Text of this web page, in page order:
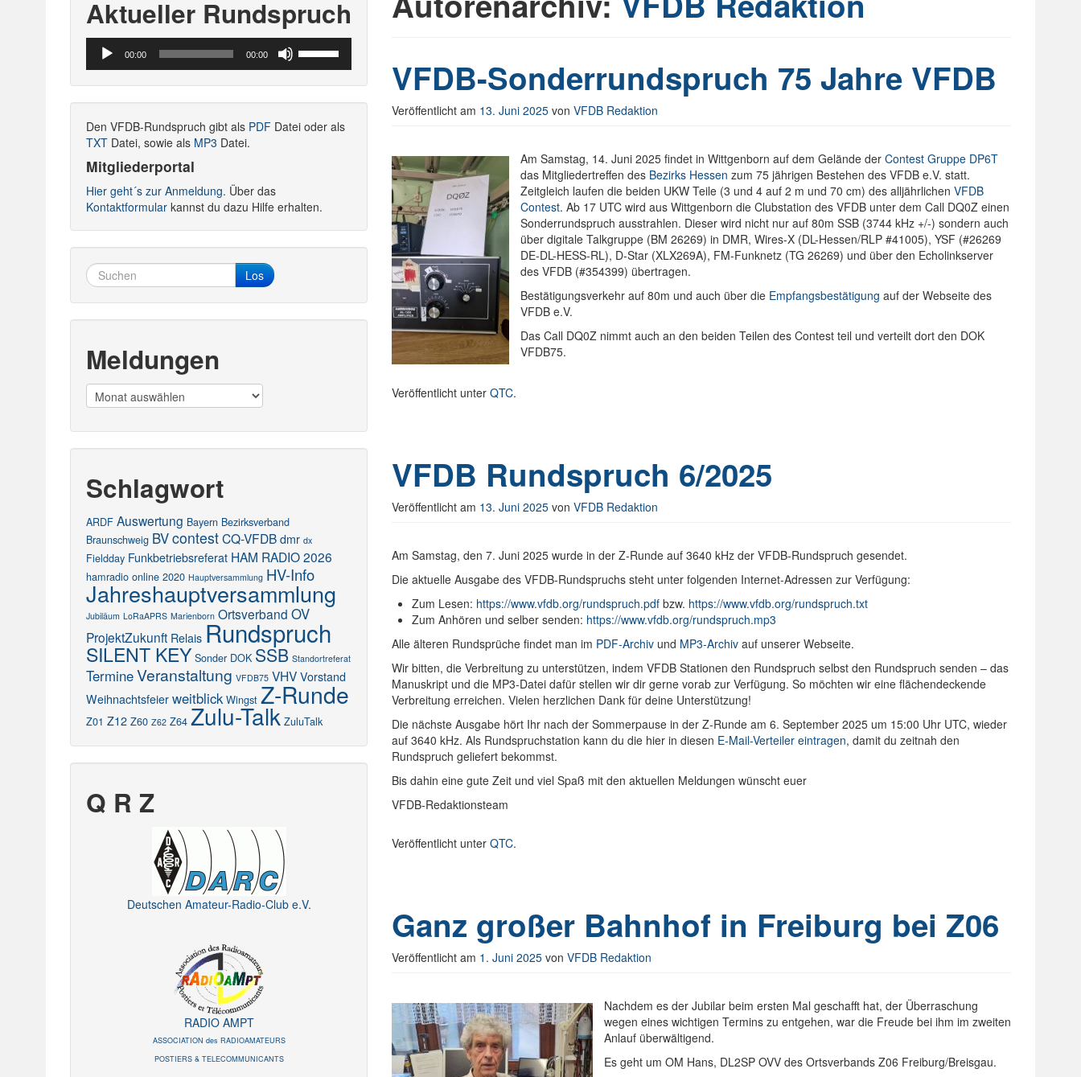
VFDB-Sonderrundspruch 75 Jahre VFDB
Veröffentlicht am 13. Juni 2025 von VFDB Redaktion
Am Samstag, 14. Juni 2025 findet in Wittgenborn auf dem Gelände der Contest Gruppe DP6T
das Mitgliedertreffen des Bezirks Hessen zum 75 jährigen Bestehen des VFDB e.V. statt.
Zeitgleich laufen die beiden UKW Teile (3 und 4 auf 2 m und 70 cm) des alljährlichen VFDB
Contest. Ab 17 UTC wird aus Wittgenborn die Clubstation des VFDB unter dem Call DQ0Z einen
Sonderrundspruch ausstrahlen. Dieser wird nicht nur auf 80m SSB (3744 kHz +/-) sondern auch
über digitale Talkgruppe (BM 26269) in DMR, Wires-X (DL-Hessen/RLP #41005), YSF (#26269
DE-DL-HESS-RL), D-Star (XLX269A), FM-Funknetz (TG 26269) und über den Echolinkserver
des VFDB (#354399) übertragen.
Bestätigungsverkehr auf 80m und auch über die Empfangsbestätigung auf der Webseite des
VFDB e.V.
Das Call DQ0Z nimmt auch an den beiden Teilen des Contest teil und verteilt dort den DOK
VFDB75.
Veröffentlicht unter QTC.
VFDB Rundspruch 6/2025
Veröffentlicht am 13. Juni 2025 von VFDB Redaktion
Am Samstag, den 7. Juni 2025 wurde in der Z-Runde auf 3640 kHz der VFDB-Rundspruch gesendet.
Die aktuelle Ausgabe des VFDB-Rundspruchs steht unter folgenden Internet-Adressen zur Verfügung:
Zum Lesen: https://www.vfdb.org/rundspruch.pdf bzw. https://www.vfdb.org/rundspruch.txt
Zum Anhören und selber senden: https://www.vfdb.org/rundspruch.mp3
Alle älteren Rundsprüche findet man im PDF-Archiv und MP3-Archiv auf unserer Webseite.
Wir bitten, die Verbreitung zu unterstützen, indem VFDB Stationen den Rundspruch selbst den Rundspruch senden – das
Manuskript und die MP3-Datei dafür stellen wir dir gerne vorab zur Verfügung. So möchten wir eine flächendeckende
Verbreitung erreichen. Vielen herzlichen Dank für deine Unterstützung!
Die nächste Ausgabe hört Ihr nach der Sommerpause in der Z-Runde am 6. September 2025 um 15:00 Uhr UTC, wieder
auf 3640 kHz. Als Rundspruchstation kann du die hier in diesen E-Mail-Verteiler eintragen, damit du zeitnah den
Rundspruch geliefert bekommst.
Bis dahin eine gute Zeit und viel Spaß mit den aktuellen Meldungen wünscht euer
VFDB-Redaktionsteam
Veröffentlicht unter QTC.
Ganz großer Bahnhof in Freiburg bei Z06
Veröffentlicht am 1. Juni 2025 von VFDB Redaktion
Nachdem es der Jubilar beim ersten Mal geschafft hat, der Überraschung
wegen eines wichtigen Termins zu entgehen, war die Freude bei ihm im zweiten
Anlauf überwältigend.
Es geht um OM Hans, DL2SP OVV des Ortsverbands Z06 Freiburg/Breisgau.
Aktueller Rundspruch
Audio-
Player
00:00 00:00
Hoch/Runter
Lautstärke
Den VFDB-Rundspruch gibt als PDF Datei oder als
TXT Datei, sowie als MP3 Datei.
Mitgliederportal
Hier geht´s zur Anmeldung. Über das
Kontaktformular kannst du dazu Hilfe erhalten.
Los
Meldungen
Meldungen
Schlagwort
ARDF Auswertung Bayern Bezirksverband
Braunschweig BVcontestCQ-VFDB dmr dx
Fieldday Funkbetriebsreferat HAM RADIO 2026
hamradio online 2020 Hauptversammlung HV-Info
Jahreshauptversammlung
Jubiläum LoRaAPRS Marienborn Ortsverband OV
ProjektZukunft Relais Rundspruch
SILENT KEY Sonder DOK SSB Standortreferat
TermineVeranstaltung VFDB75 VHV Vorstand
Weihnachtsfeier weitblick Wingst Z-Runde
Z01 Z12 Z60 Z62 Z64 Zulu-Talk ZuluTalk
Q R Z
Deutschen Amateur-Radio-Club e.V.
RADIO AMPT
ASSOCIATION des RADIOAMATEURS
POSTIERS & TELECOMMUNICANTS